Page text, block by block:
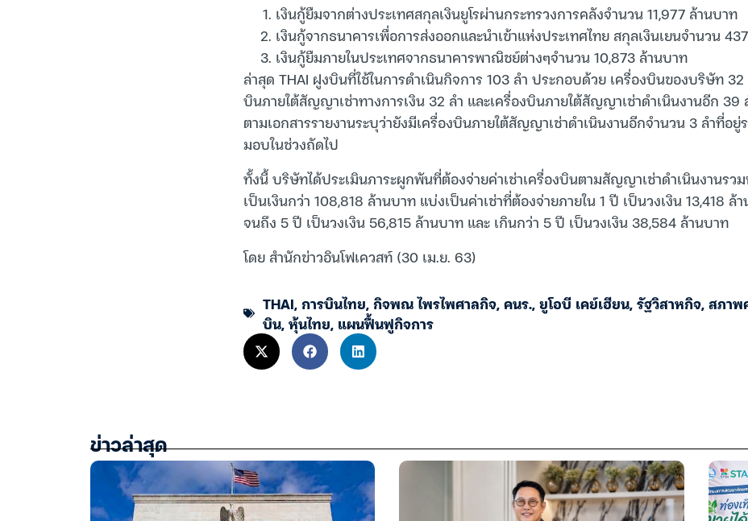
เงินกู้ยืมจากต่างประเทศสกุลเงินยูโรผ่านกระทรวงการคลังจำนวน 11,977 ล้านบาท
เงินกู้จากธนาคารเพื่อการส่งออกและนำเข้าแห่งประเทศไทย สกุลเงินเยนจำนวน
เงินกู้ยืมภายในประเทศจากธนาคารพาณิชย์ต่างๆจำนวน 10,873 ล้านบาท
ล่าสุด THAI ฝูงบินที่ใช้ในการดำเนินกิจการ 103 ลำ ประกอบด้วย เครื่องบินของบริษัท 32
บินภายใต้สัญญาเช่าทางการเงิน 32 ลำ และเครื่องบินภายใต้สัญญาเช่าดำเนินงานอีก 39
ตามเอกสารรายงานระบุว่ายังมีเครื่องบินภายใต้สัญญาเช่าดำเนินงานอีกจำนวน 3 ลำที่อยู่
มอบในช่วงถัดไป
ทั้งนี้ บริษัทได้ประเมินภาระผูกพันที่ต้องจ่ายค่าเช่าเครื่องบินตามสัญญาเช่าดำเนินงานรว
เป็นเงินกว่า 108,818 ล้านบาท แบ่งเป็นค่าเช่าที่ต้องจ่ายภายใน 1 ปี เป็นวงเงิน 13,418 ล้
จนถึง 5 ปี เป็นวงเงิน 56,815 ล้านบาท และ เกินกว่า 5 ปี เป็นวงเงิน 38,584 ล้านบาท
โดย สำนักข่าวอินโฟเควสท์ (30 เม.ย. 63)
THAI,การบินไทย,กิจพณ ไพรไพศาลกิจ,คนร.,ยูโอบี เคย์เฮียน,รัฐวิสาหกิจ,สภาพ
บิน,หุ้นไทย, แผนฟื้นฟูกิจการ
ข่าวล่าสุด